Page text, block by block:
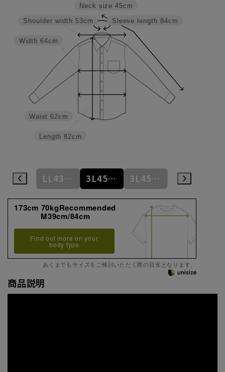
Sleeve length 84cm
Neck size 45cm
Length 82cm
Waist 62cm
Width 64cm
Shoulder width 53cm
LL43cm/82cm LL43cm/86cm 3L45cm/84cm 3L45cm/88cm
173cm 70kgRecommended
M39cm/84cm
Find out more on your
body type
あくまでもサイズをご検討いただく際の目安となります。
商品説明